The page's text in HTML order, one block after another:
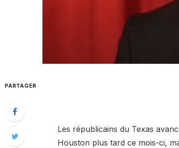
PARTAGER
Les républicains du Texas
Houston plus tard ce mois-ci,